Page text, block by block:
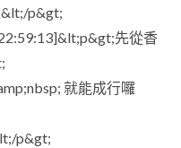
p&gt;
先從香
就能成行囉
p&gt;